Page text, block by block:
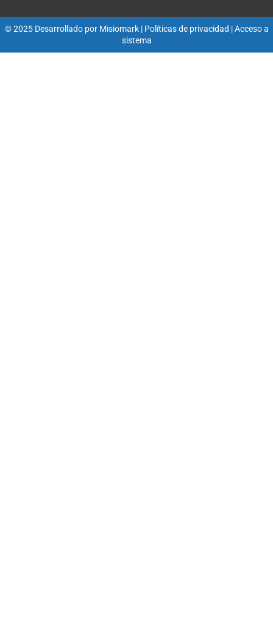
© 2025 Desarrollado por Misiomark | Políticas de privacidad |Acceso a
sistema